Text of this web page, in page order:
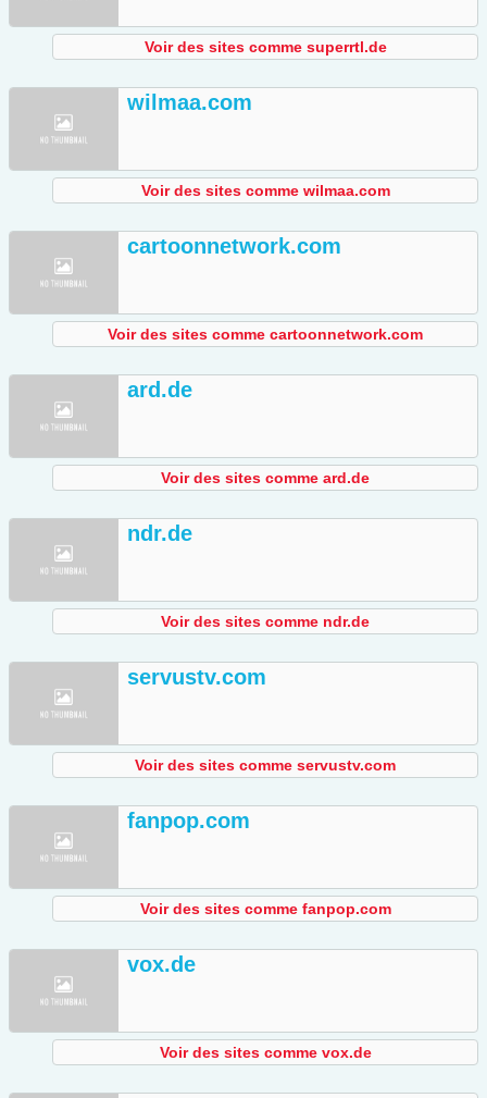
Voir des sites comme superrtl.de
wilmaa.com
Voir des sites comme wilmaa.com
cartoonnetwork.com
Voir des sites comme cartoonnetwork.com
ard.de
Voir des sites comme ard.de
ndr.de
Voir des sites comme ndr.de
servustv.com
Voir des sites comme servustv.com
fanpop.com
Voir des sites comme fanpop.com
vox.de
Voir des sites comme vox.de